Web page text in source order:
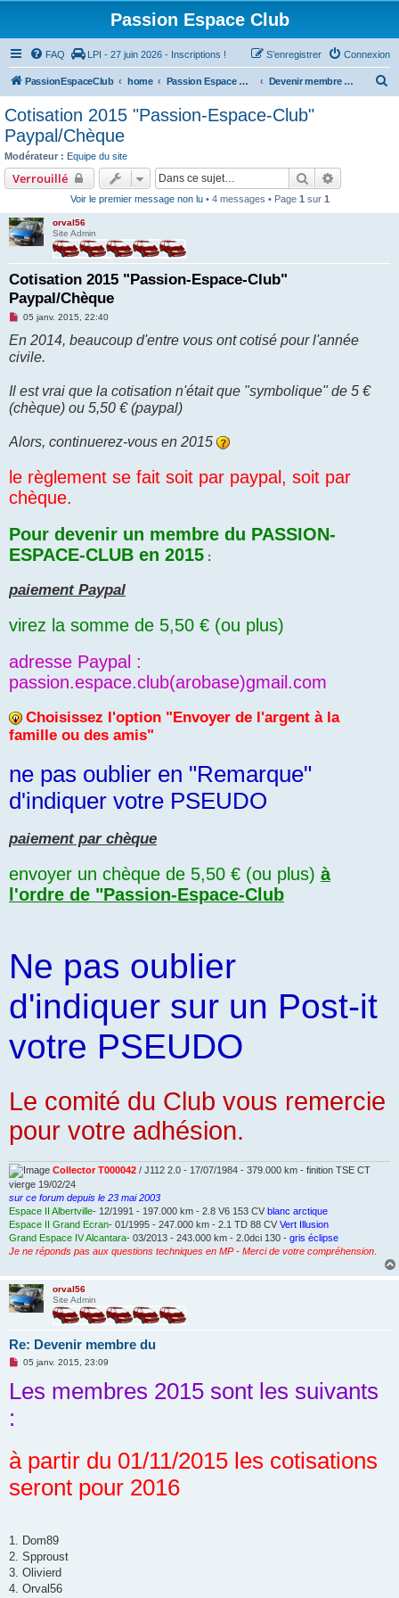
Passion Espace Club
FAQ LPI - 27 juin 2026 - Inscriptions ! Connexion
S’enregistrer
PassionEspaceClub home Passion Espace Club Devenir membre du Club
Cotisation 2015 "Passion-Espace-Club"
Paypal/Chèque
Modérateur : Equipe du site
Verrouillé Rechercher
Voir le premier message non lu• 4 messages • Page 1 sur 1
orval56
Site Admin
Cotisation 2015 "Passion-Espace-Club"
Paypal/Chèque
M
s
s
a
n
o
n
05 janv. 2015, 22:40
En 2014, beaucoup d'entre vous ont cotisé pour l'année
civile.
Il est vrai que la cotisation n'était que "symbolique" de 5 €
(chèque) ou 5,50 € (paypal)
Alors, continuerez-vous en 2015
le règlement se fait soit par paypal, soit par
chèque.
Pour devenir un membre du PASSION-
ESPACE-CLUB en 2015 :
paiement Paypal
virez la somme de 5,50 € (ou plus)
adresse Paypal :
passion.espace.club(arobase)gmail.com
Choisissez l'option "Envoyer de l'argent à la
famille ou des amis"
ne pas oublier en "Remarque"
d'indiquer votre PSEUDO
paiement par chèque
envoyer un chèque de 5,50 € (ou plus) à
l'ordre de "Passion-Espace-Club
Ne pas oublier
d'indiquer sur un Post-it
votre PSEUDO
Le comité du Club vous remercie
pour votre adhésion.
Collector T000042 / J112 2.0 - 17/07/1984 - 379.000 km - finition TSE CT
vierge 19/02/24
sur ce forum depuis le 23 mai 2003
Espace II Albertville- 12/1991 - 197.000 km - 2.8 V6 153 CV blanc arctique
Espace II Grand Ecran- 01/1995 - 247.000 km - 2.1 TD 88 CV Vert Illusion
Grand Espace IV Alcantara- 03/2013 - 243.000 km - 2.0dci 130 - gris éclipse
Je ne réponds pas aux questions techniques en MP - Merci de votre compréhension
orval56
Site Admin
Re: Devenir membre du
M
s
n
l
05 janv. 2015, 23:09
Les membres 2015 sont les suivants
:
à partir du 01/11/2015 les cotisations
seront pour 2016
1. Dom89
2. Spproust
3. Olivierd
4. Orval56